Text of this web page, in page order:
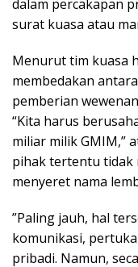
dalam percakapan
surat kuasa atau
Menurut tim kuasa
membedakan
pemberian
“Kita harus
miliar milik GMIM,”
pihak tertentu
menyeret nama
​”Paling jauh, hal
komunikasi,
pribadi. Namun,